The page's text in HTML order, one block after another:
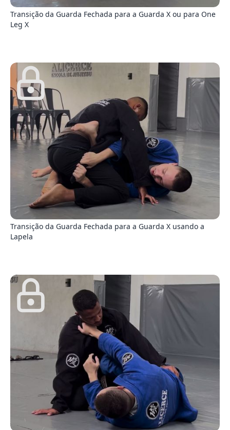
Transição da Guarda Fechada para a Guarda X ou para One
Leg X
Transição da Guarda Fechada para a Guarda X usando a
Lapela